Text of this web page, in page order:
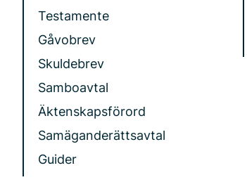
Testamente
Gåvobrev
Skuldebrev
Samboavtal
Äktenskapsförord
Samäganderättsavtal
Guider